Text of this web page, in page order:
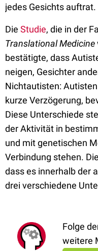
jedes Gesichts auftrat.
Die Studie, die in der
Translational Medicine
bestätigte, dass
neigen, Gesichter
Nichtautisten:
kurze Verzögerung,
Diese Unterschiede
der Aktivität in
und mit genetischen
Verbindung stehen.
dass es innerhalb der
drei verschiedene
Folge
weitere